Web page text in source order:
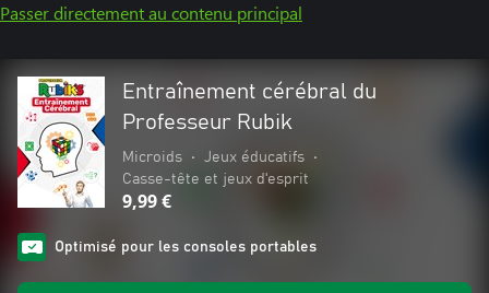
Passer directement au contenu principal
Entraînement cérébral du
Professeur Rubik
Microids • Jeux éducatifs
•
Casse-tête et jeux d'esprit
9,99 €
Optimisé pour les consoles portables